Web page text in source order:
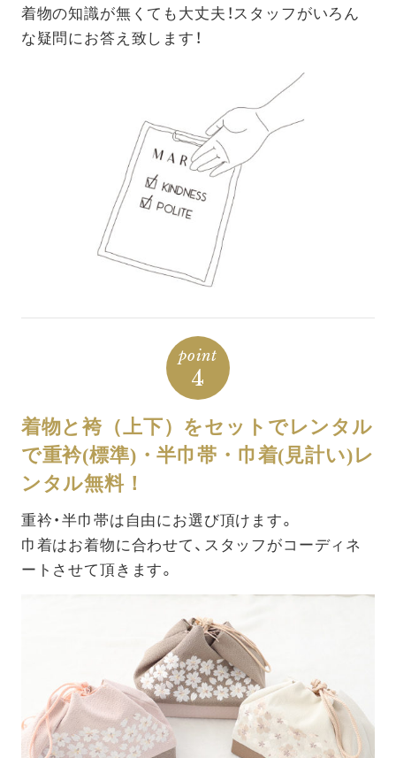
着物の知識が無くても大丈夫！スタッフがいろん
な疑問にお答え致します！
point
4
着物と袴（上下）をセットでレンタル
で重衿(標準)・半巾帯・巾着(見計い)レ
ンタル無料！
重衿・半巾帯は自由にお選び頂けます。
巾着はお着物に合わせて、スタッフがコーディネ
ートさせて頂きます。